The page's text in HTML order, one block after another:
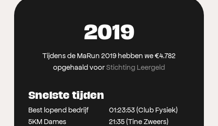
2019
Tijdens de MaRun 2019 hebben we €4.782
opgehaald voorStichting Leergeld
Snelste tijden
Best lopend bedrijf
01:23:53 (Club Fysiek)
5KM Dames
21:35 (Tine Zweers)